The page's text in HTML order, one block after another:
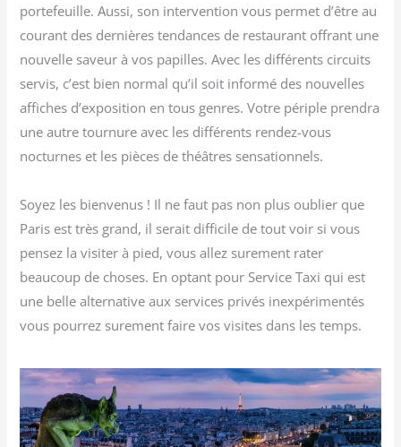
portefeuille. Aussi, son intervention vous permet d’être au
courant des dernières tendances de restaurant offrant une
nouvelle saveur à vos papilles. Avec les différents circuits
servis, c’est bien normal qu’il soit informé des nouvelles
affiches d’exposition en tous genres. Votre périple prendra
une autre tournure avec les différents rendez-vous
nocturnes et les pièces de théâtres sensationnels.
Soyez les bienvenus ! Il ne faut pas non plus oublier que
Paris est très grand, il serait difficile de tout voir si vous
pensez la visiter à pied, vous allez surement rater
beaucoup de choses. En optant pour Service Taxi qui est
une belle alternative aux services privés inexpérimentés
vous pourrez surement faire vos visites dans les temps.